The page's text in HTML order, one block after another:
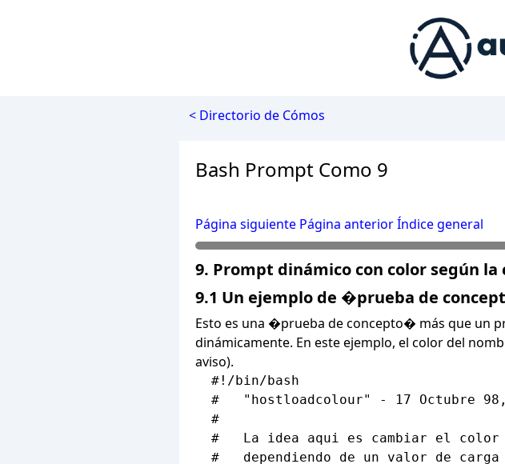
< Directorio de Cómos
Bash Prompt Como 9
Página siguiente Página anteriorÍndice general
9. Prompt dinámico con color según la
9.1 Un ejemplo de �prueba de
Esto es una �prueba de concepto� más que un
dinámicamente. En este ejemplo, el color del
aviso).
  #!/bin/bash
#   "hostloadcolour" - 17 Octubre
  #
#   La idea aqui es cambiar el
#   dependiendo de un valor de carga